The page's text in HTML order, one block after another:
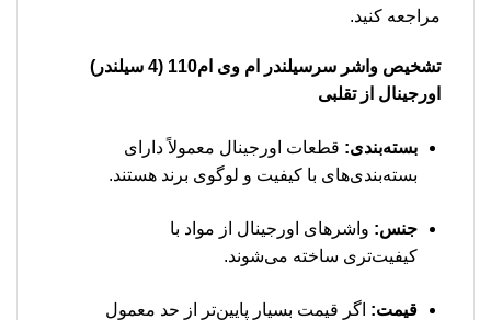
مراجعه کنید.
تشخیص واشر سرسیلندر ام وی ام110 (4 سیلندر)
اورجینال از تقلبی
بسته‌بندی: قطعات اورجینال معمولاً دارای
بسته‌بندی‌های با کیفیت و لوگوی برند هستند.
جنس: واشرهای اورجینال از مواد با
کیفیت‌تری ساخته می‌شوند.
قیمت: اگر قیمت بسیار پایین‌تر از حد معمول